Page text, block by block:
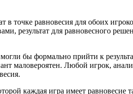
в точке равновесия для обоих
результат для равновесного
бы формально прийти к
маловероятен. Любой игрок,
каждая игра имеет равновесие